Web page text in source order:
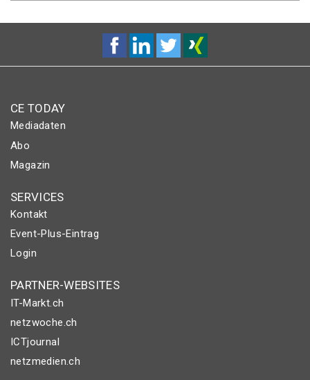
CE TODAY
Mediadaten
Abo
Magazin
SERVICES
Kontakt
Event-Plus-Eintrag
Login
PARTNER-WEBSITES
IT-Markt.ch
netzwoche.ch
ICTjournal
netzmedien.ch